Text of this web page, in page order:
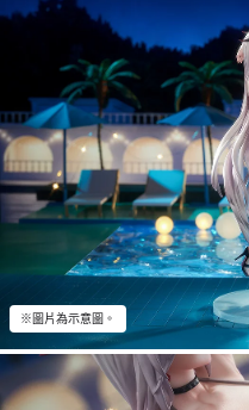
※圖片為示意圖。